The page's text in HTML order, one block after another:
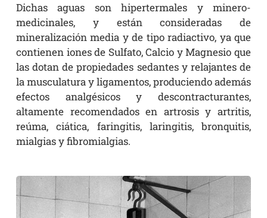
Dichas aguas son hipertermales y minero-
medicinales, y están consideradas de
mineralización media y de tipo radiactivo, ya que
contienen iones de Sulfato, Calcio y Magnesio que
las dotan de propiedades sedantes y relajantes de
la musculatura y ligamentos, produciendo además
efectos analgésicos y descontracturantes,
altamente recomendados en artrosis y artritis,
reúma, ciática, faringitis, laringitis, bronquitis,
mialgias y fibromialgias.